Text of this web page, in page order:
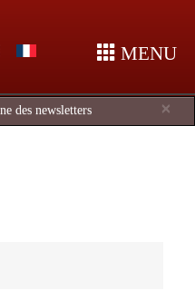
MENU
×
des newsletters